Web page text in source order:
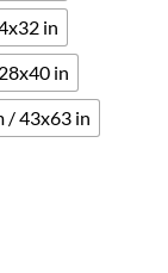
in
in
/ 43x63 in